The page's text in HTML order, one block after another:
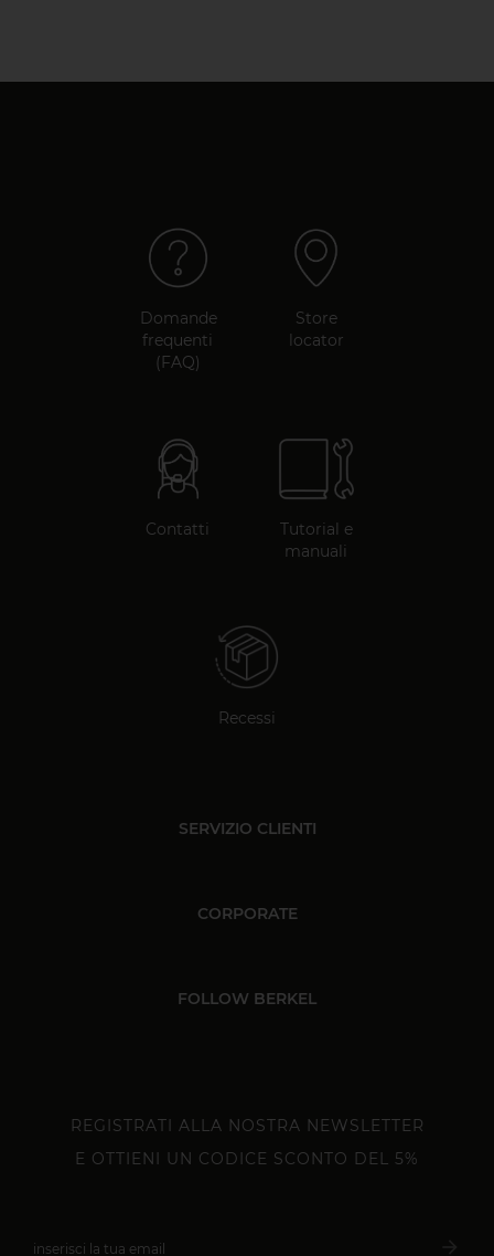
Domande
frequenti
(FAQ)
Store
locator
Contatti
Tutorial e
manuali
Recessi
SERVIZIO CLIENTI
CORPORATE
FOLLOW BERKEL
REGISTRATI ALLA NOSTRA NEWSLETTER
E OTTIENI UN CODICE SCONTO DEL 5%
inserisci la tua email